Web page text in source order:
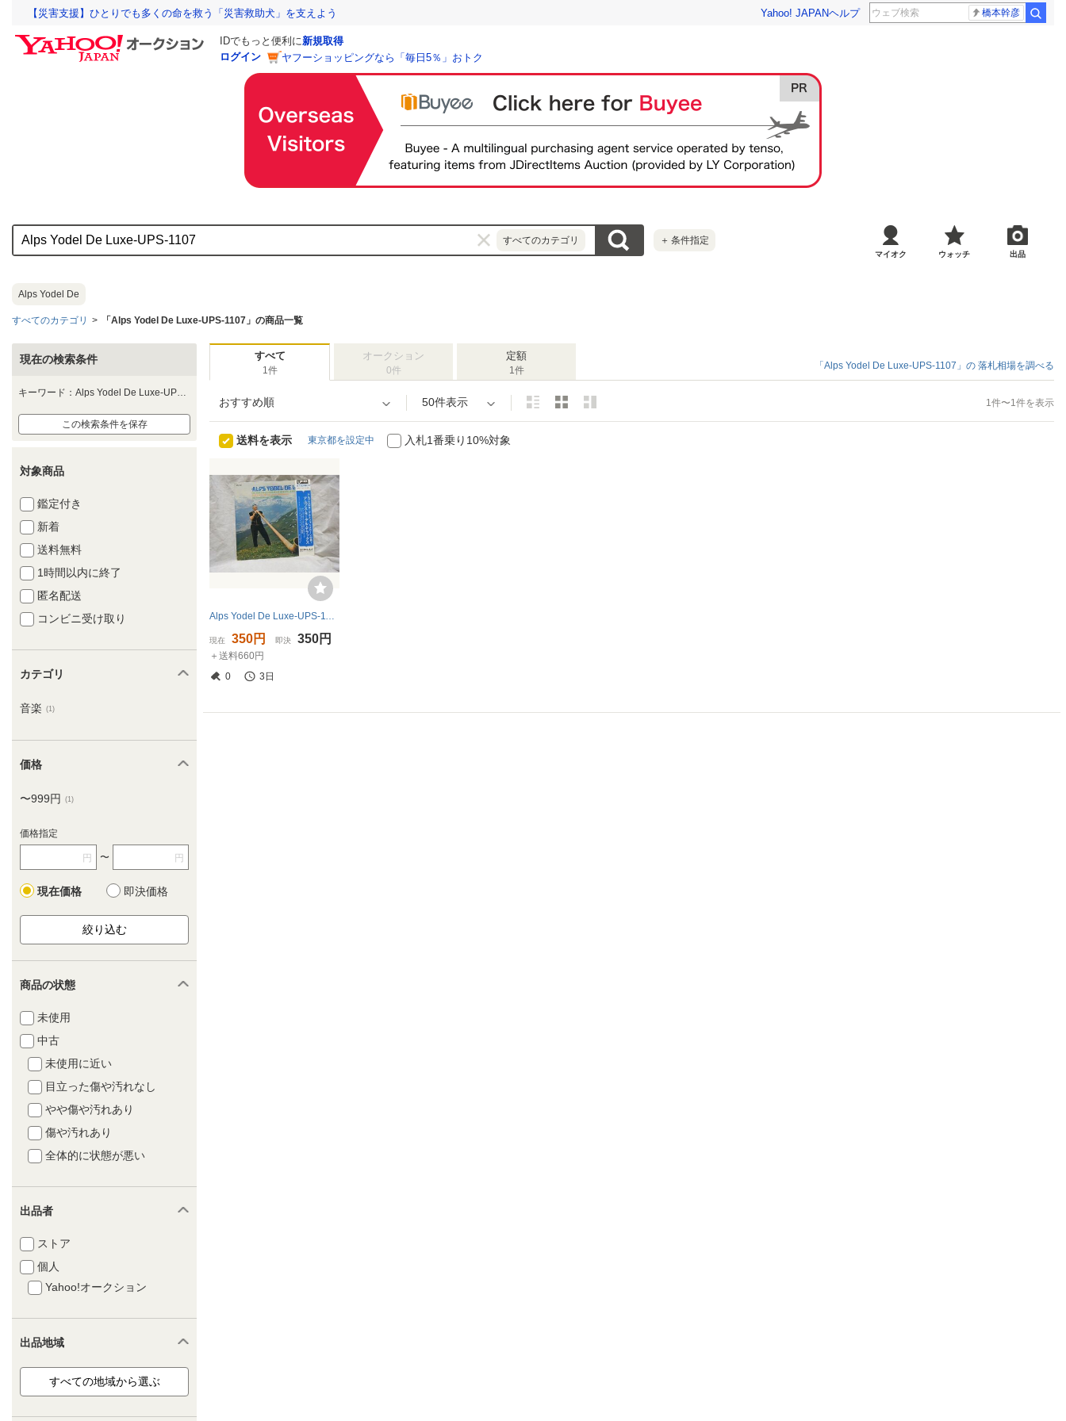
【災害支援】ひとりでも多くの命を救う「災害救助犬」を支えよう Yahoo! JAPANヘルプ 橋本幹彦
IDでもっと便利に新規取得
ログイン
ヤフーショッピングなら「毎日5％」おトク
すべてのカテゴリ ＋ 条件指定
マイオク ウォッチ 出品
Alps Yodel De
すべてのカテゴリ 「Alps Yodel De Luxe-UPS-1107」の商品一覧
現在の検索条件
この検索条件を保存
対象商品
鑑定付き
新着
送料無料
1時間以内に終了
匿名配送
コンビニ受け取り
カテゴリ
音楽 (1)
価格
〜999円 (1)
価格指定
円 〜 円
現在価格 即決価格
商品の状態
未使用
中古
未使用に近い
目立った傷や汚れなし
やや傷や汚れあり
傷や汚れあり
全体的に状態が悪い
出品者
ストア
個人
Yahoo!オークション
出品地域
すべて
1件
オークション
0件
定額
1件 「Alps Yodel De Luxe-UPS-1107」の 落札相場を調べる
おすすめ順 50件表示 1件〜1件を表示
送料を表示 東京都を設定中 入札1番乗り10%対象
Alps Yodel De Luxe-UPS-1107 PROMO
現在 350円 即決 350円
＋送料660円
0
3日